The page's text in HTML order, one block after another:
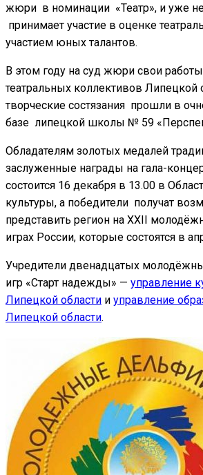
жюри в номинации «Театр», и уже
принимает участие в оценке
участием юных талантов.
В этом году на суд жюри свои
театральных коллективов Липецкой
творческие состязания прошли в
базе липецкой школы № 59
Обладателям золотых медалей
заслуженные награды на гала-
состоится 16 декабря в 13.00 в
культуры, а победители получат
представить регион на XXII
играх России, которые состоятся в
Учредители двенадцатых
игр «Старт надежды» — управление
Липецкой области и управление
Липецкой области.